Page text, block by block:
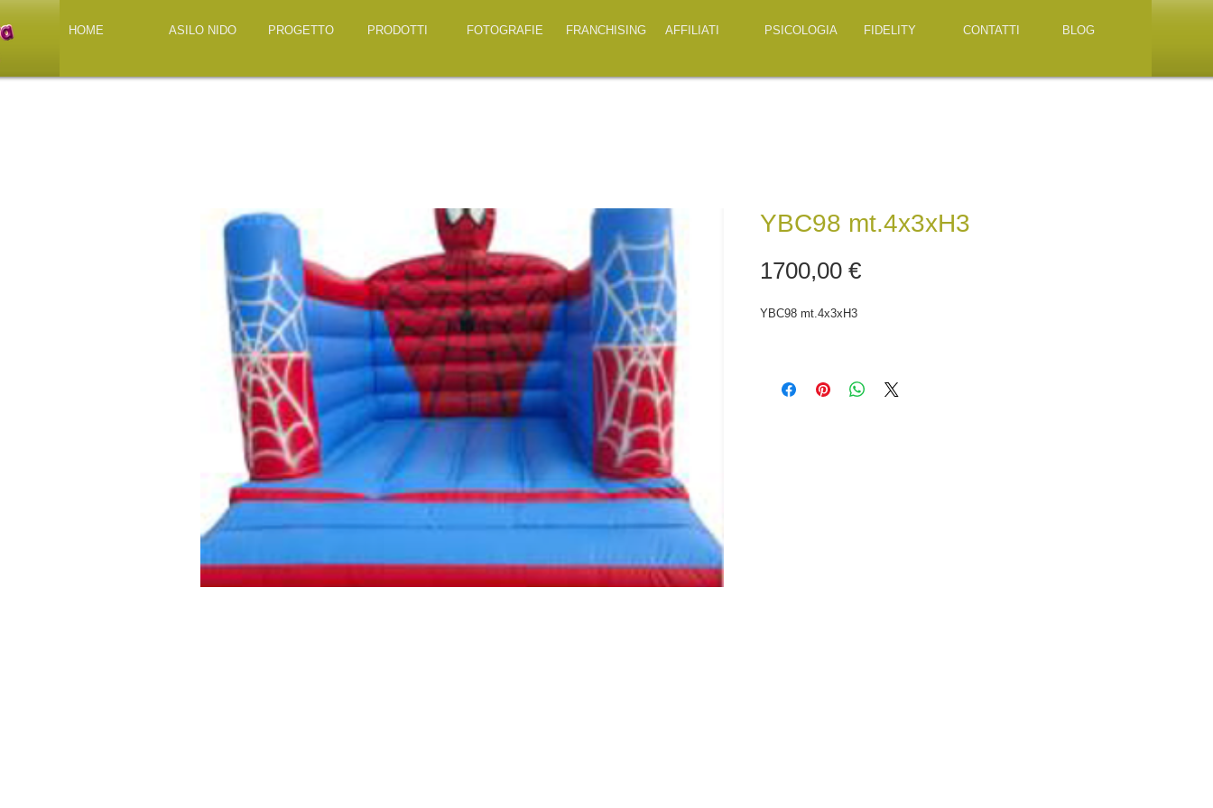
HOME ASILO NIDO PROGETTO PRODOTTI FOTOGRAFIE FRANCHISING AFFILIATI PSICOLOGIA FIDELITY CONTATTI BLOG
YBC98 mt.4x3xH3
1700,00 €Prezzo
YBC98 mt.4x3xH3